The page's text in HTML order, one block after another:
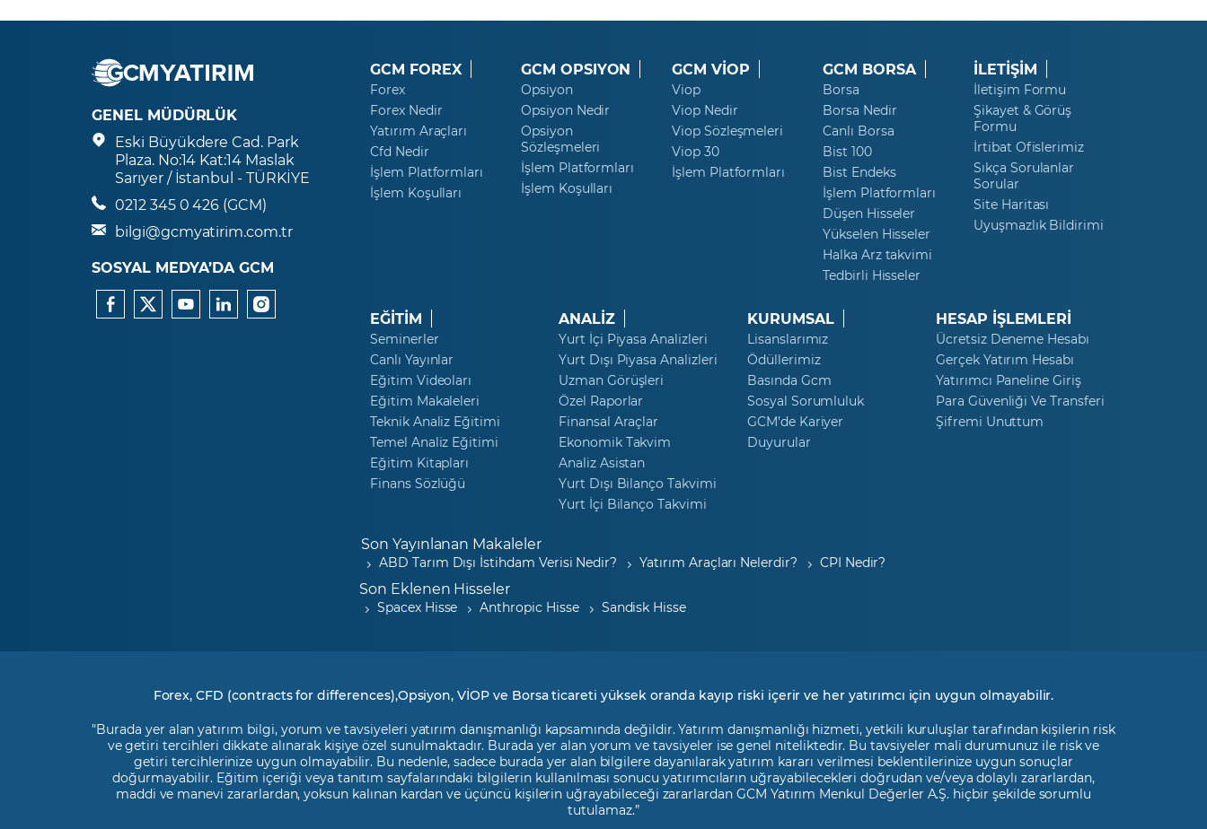
GENEL MÜDÜRLÜK
Eski Büyükdere Cad. Park
Plaza. No:14 Kat:14 Maslak
Sarıyer / İstanbul - TÜRKİYE
0212 345 0 426 (GCM)
bilgi@gcmyatirim.com.tr
SOSYAL MEDYA’DA GCM
GCM FOREX
Forex
Forex Nedir
Yatırım Araçları
Cfd Nedir
İşlem Platformları
İşlem Koşulları
GCM OPSIYON
Opsiyon
Opsiyon Nedir
Opsiyon
Sözleşmeleri
İşlem Platformları
İşlem Koşulları
GCM VİOP
Viop
Viop Nedir
Viop Sözleşmeleri
Viop 30
İşlem Platformları
GCM BORSA
Borsa
Borsa Nedir
Canlı Borsa
Bist 100
Bist Endeks
İşlem Platformları
Düşen Hisseler
Yükselen Hisseler
Halka Arz takvimi
Tedbirli Hisseler
İLETİŞİM
İletişim Formu
Şikayet & Görüş
Formu
İrtibat Ofislerimiz
Sıkça Sorulanlar
Sorular
Site Haritası
Uyuşmazlık Bildirimi
EĞİTİM
Seminerler
Canlı Yayınlar
Eğitim Videoları
Eğitim Makaleleri
Teknik Analiz Eğitimi
Temel Analiz Eğitimi
Eğitim Kitapları
Finans Sözlüğü
ANALİZ
Yurt İçi Piyasa Analizleri
Yurt Dışı Piyasa Analizleri
Uzman Görüşleri
Özel Raporlar
Finansal Araçlar
Ekonomik Takvim
Analiz Asistan
Yurt Dışı Bilanço Takvimi
Yurt İçi Bilanço Takvimi
KURUMSAL
Lisanslarımız
Ödüllerimiz
Basında Gcm
Sosyal Sorumluluk
GCM’de Kariyer
Duyurular
HESAP İŞLEMLERİ
Ücretsiz Deneme Hesabı
Gerçek Yatırım Hesabı
Yatırımcı Paneline Giriş
Para Güvenliği Ve Transferi
Şifremi Unuttum
Son Yayınlanan Makaleler
ABD Tarım Dışı İstihdam Verisi Nedir? Yatırım Araçları Nelerdir? CPI Nedir?
Son Eklenen Hisseler
Spacex Hisse Anthropic Hisse Sandisk Hisse
Forex, CFD (contracts for differences),Opsiyon, VİOP ve Borsa ticareti yüksek oranda kayıp riski içerir ve her yatırımcı için uygun olmayabilir.
"Burada yer alan yatırım bilgi, yorum ve tavsiyeleri yatırım danışmanlığı kapsamında değildir. Yatırım danışmanlığı hizmeti, yetkili kuruluşlar tarafından kişilerin risk
ve getiri tercihleri dikkate alınarak kişiye özel sunulmaktadır. Burada yer alan yorum ve tavsiyeler ise genel niteliktedir. Bu tavsiyeler mali durumunuz ile risk ve
getiri tercihlerinize uygun olmayabilir. Bu nedenle, sadece burada yer alan bilgilere dayanılarak yatırım kararı verilmesi beklentilerinize uygun sonuçlar
doğurmayabilir. Eğitim içeriği veya tanıtım sayfalarındaki bilgilerin kullanılması sonucu yatırımcıların uğrayabilecekleri doğrudan ve/veya dolaylı zararlardan,
maddi ve manevi zararlardan, yoksun kalınan kardan ve üçüncü kişilerin uğrayabileceği zararlardan GCM Yatırım Menkul Değerler A.Ş. hiçbir şekilde sorumlu
tutulamaz.”